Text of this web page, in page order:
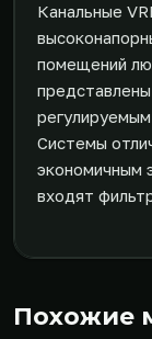
Канальные
помещений
Системы
экономичным
входят
Похожие